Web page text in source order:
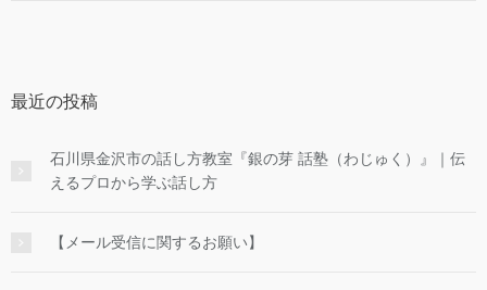
最近の投稿
石川県金沢市の話し方教室『銀の芽 話塾（わじゅく）』｜伝
えるプロから学ぶ話し方
【メール受信に関するお願い】